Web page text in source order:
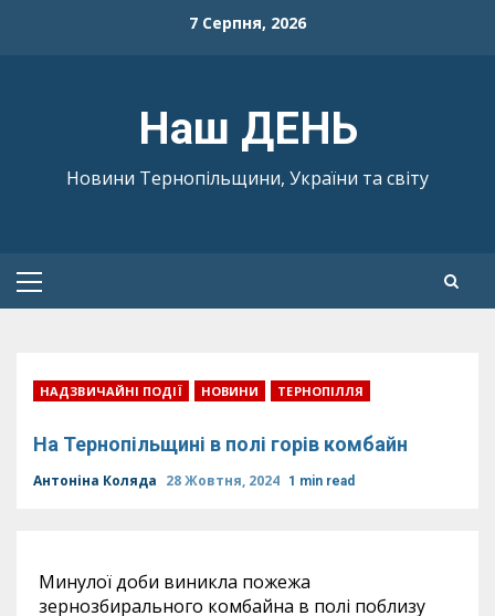
7 Серпня, 2026
Наш ДЕНЬ
Новини Тернопільщини, України та світу
Primary
НАДЗВИЧАЙНІ ПОДІЇ НОВИНИ ТЕРНОПІЛЛЯ
На Тернопільщині в полі горів комбайн
Антоніна Коляда 28 Жовтня, 2024 1 min read
Минулої доби виникла пожежа
зернозбирального комбайна в полі поблизу